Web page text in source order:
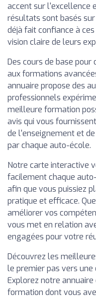
accent sur l'excellence
résultats sont basés
déjà fait confiance à
vision claire de leurs
Des cours de base
aux formations
annuaire propose des
professionnels
meilleure formation
avis qui vous
de l'enseignement et
par chaque auto-école.
Notre carte interactive
facilement chaque
afin que vous puissiez
pratique et efficace.
améliorer vos
vous met en relation
engagées pour votre
Découvrez les
le premier pas vers
Explorez notre
formation dont vous